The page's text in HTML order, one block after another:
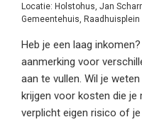
Locatie: Holstohus, Jan
Gemeentehuis, Raadhuisplein
Heb je een laag
aanmerking voor
aan te vullen. Wil je
krijgen voor kosten die
verplicht eigen risico of je